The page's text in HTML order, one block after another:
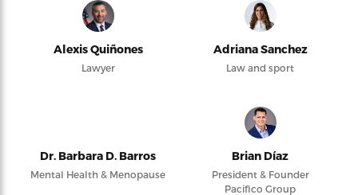
Alexis Quiñones
Lawyer
Adriana Sanchez
Law and sport
Dr. Barbara D. Barros
Mental Health & Menopause
Brian Díaz
President & Founder
Pacifico Group